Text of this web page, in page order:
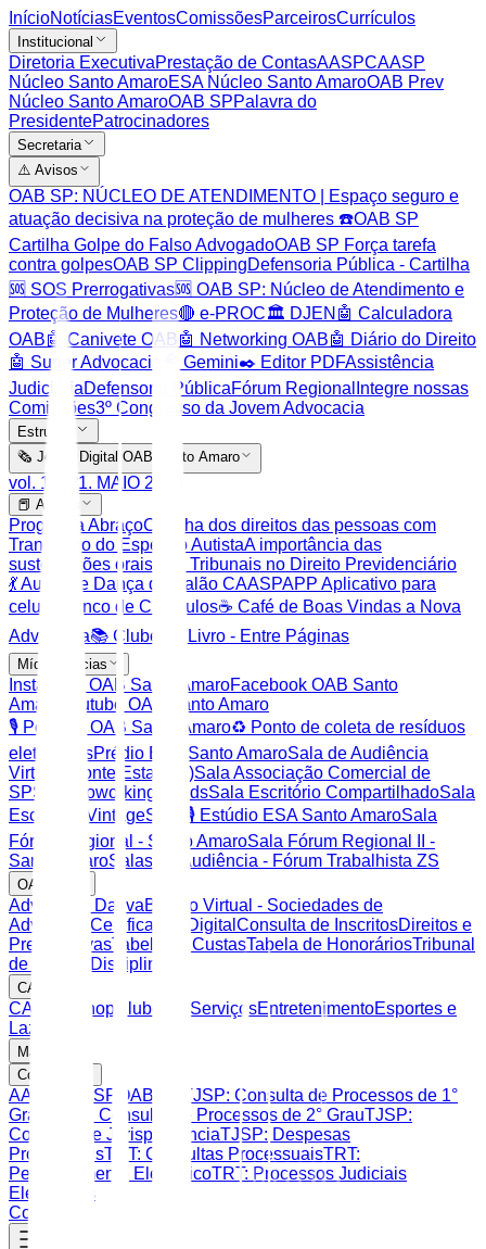
InícioNotíciasEventosComissõesParceirosCurrículos
Institucional
Diretoria ExecutivaPrestação de ContasAASPCAASP
Núcleo Santo AmaroESA Núcleo Santo AmaroOAB Prev
Núcleo Santo AmaroOAB SPPalavra do
PresidentePatrocinadores
Secretaria
⚠️ Avisos
OAB SP: NÚCLEO DE ATENDIMENTO | Espaço seguro e
atuação decisiva na proteção de mulheres ☎️OAB SP
Cartilha Golpe do Falso AdvogadoOAB SP Força tarefa
contra golpesOAB SP ClippingDefensoria Pública - Cartilha
🆘 SOS Prerrogativas🆘 OAB SP: Núcleo de Atendimento e
Proteção de Mulheres🔴 e-PROC🏛️ DJEN 🤖 Calculadora
OAB🤖 Canivete OAB🤖 Networking OAB🤖 Diário do Direito
🤖 Super Advocacia
🧠 Gemini✒️ Editor PDFAssistência
JudiciáriaDefensoria PúblicaFórum Regional Integre nossas
Comissões3º Congresso da Jovem Advocacia
Estrutura
🗞️ Jornal Digital OAB Santo Amaro
vol. 1. Nº1. MAIO 2026
📕 Artigos
Programa AbraçoCartilha dos direitos das pessoas com
Transtorno do Espectro AutistaA importância das
sustentações orais nos Tribunais no Direito Previdenciário
💃 Aulas de Dança de Salão CAASPAPP Aplicativo para
celular
Banco de Currículos☕ Café de Boas Vindas a Nova
Advocacia📚 Clube do Livro - Entre Páginas
Mídias Socias
Instagram OAB Santo AmaroFacebook OAB Santo
Amaro
Youtube OAB Santo Amaro
🎙️ Podcast OAB Santo Amaro♻️ Ponto de coleta de resíduos
eletrônicosPrédio ESA Santo AmaroSala de Audiência
Virtual ( ponte Estaiada)Sala Associação Comercial de
SPSala Coworking & kidsSala Escritório CompartilhadoSala
Escritório VintageSala 🎙️ Estúdio ESA Santo AmaroSala
Fórum Regional - Santo AmaroSala Fórum Regional II -
Santo AmaroSalas de Audiência - Fórum Trabalhista ZS
OAB SP
Advocacia DativaBalcão Virtual - Sociedades de
Advocacia Certificação Digital Consulta de InscritosDireitos e
PrerrogativasTabela de CustasTabela de HonoráriosTribunal
de Ética e Disciplina
CAASP
CAASP Shop Clube de ServiçosEntretenimentoEsportes e
Lazer
Mais
Consultas
AASP CAASP OAB SP
TJSP: Consulta de Processos de 1°
Grau
TJSP: Consulta de Processos de 2° GrauTJSP:
Consulta de JurisprudênciaTJSP: Despesas
ProcessuaisTRT: Consultas ProcessuaisTRT:
Peticionamento EletrônicoTRT: Processos Judiciais
Eletrônicos
Contato